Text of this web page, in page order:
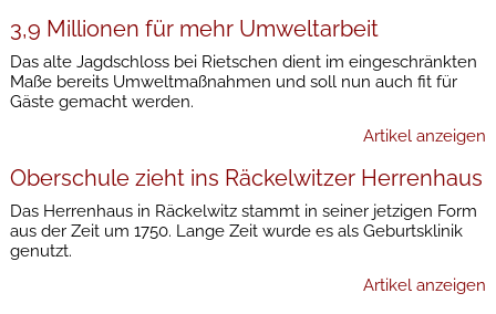
3,9 Millionen für mehr Umweltarbeit
Das alte Jagdschloss bei Rietschen dient im eingeschränkten
Maße bereits Umweltmaßnahmen und soll nun auch fit für
Gäste gemacht werden.
Artikel anzeigen
Oberschule zieht ins Räckelwitzer Herrenhaus
Das Herrenhaus in Räckelwitz stammt in seiner jetzigen Form
aus der Zeit um 1750. Lange Zeit wurde es als Geburtsklinik
genutzt.
Artikel anzeigen